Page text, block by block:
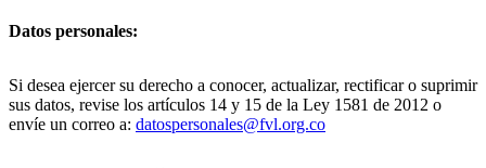
Datos personales:
Si desea ejercer su derecho a conocer, actualizar, rectificar o suprimir
sus datos, revise los artículos 14 y 15 de la Ley 1581 de 2012 o
envíe un correo a: datospersonales@fvl.org.co